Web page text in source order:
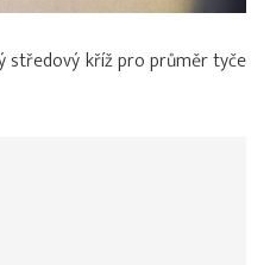
středový kříž pro průměr tyče